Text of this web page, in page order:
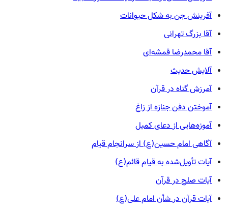
آفرینش جن به شکل حیوانات
آقا بزرگ تهرانی
آقا محمدرضا قمشه‌ای
آلایش حدیث
آمرزش گناه در قرآن
آموختن دفن جنازه از زاغ
آموزه‌هایی از دعای کمیل
آگاهی امام حسین(ع) از سرانجام قیام
آیات تأویل‌شده به قیام قائم(ع)
آیات صلح در قرآن
آیات قرآن در شأن امام علی(ع)